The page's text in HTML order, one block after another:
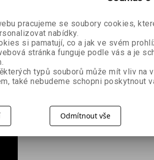
o digitální fotografii (i když ji mohou
pro různé okruhy problémů, které
fungování digitálního
jak fotografovat, jak
k oku. V pouliční (street) fotografii
osvětlených místnostech a za
pracujeme se soubory cookies,
nabídky.
si pamatují, co a jak ve svém
stránka funguje podle vás a je
typů souborů může mít vliv na
také nebudeme schopni poskytnout
Odmítnout vše